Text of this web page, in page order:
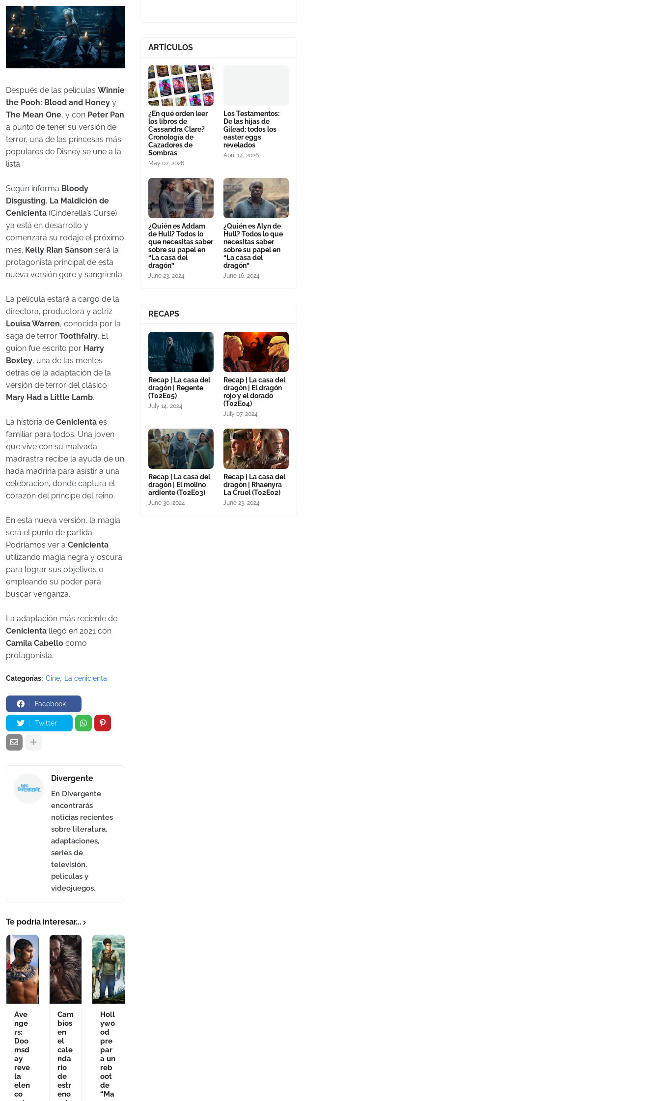
Después de las películas Winnie
the Pooh: Blood and Honey y
The Mean One, y con Peter Pan
a punto de tener su versión de
terror, una de las princesas más
populares de Disney se une a la
lista.
Según informa Bloody
Disgusting, La Maldición de
Cenicienta (Cinderella’s Curse)
ya está en desarrollo y
comenzará su rodaje el próximo
mes. Kelly Rian Sanson será la
protagonista principal de esta
nueva versión gore y sangrienta.
La película estará a cargo de la
directora, productora y actriz
Louisa Warren, conocida por la
saga de terror Toothfairy. El
guion fue escrito por Harry
Boxley, una de las mentes
detrás de la adaptación de la
versión de terror del clásico
Mary Had a Little Lamb.
La historia de Cenicienta es
familiar para todos. Una joven
que vive con su malvada
madrastra recibe la ayuda de un
hada madrina para asistir a una
celebración, donde captura el
corazón del príncipe del reino.
En esta nueva versión, la magia
será el punto de partida.
Podríamos ver a Cenicienta
utilizando magia negra y oscura
para lograr sus objetivos o
empleando su poder para
buscar venganza.
La adaptación más reciente de
Cenicienta llegó en 2021 con
Camila Cabello como
protagonista.
Categorías: Cine La cenicienta
Facebook
Twitter
Divergente
En Divergente
encontrarás
noticias recientes
sobre literatura,
adaptaciones,
series de
televisión,
películas y
videojuegos.
Te podría interesar...
Ave
nge
rs:
Doo
msd
ay
reve
la
elen
co
Cam
bios
en
el
cale
nda
rio
de
estr
eno
Holl
ywo
od
pre
par
a un
reb
oot
de
“Ma
ARTÍCULOS
¿En qué orden leer
los libros de
Cassandra Clare?
Cronología de
Cazadores de
Sombras
May 02, 2026
Los Testamentos:
De las hijas de
Gilead: todos los
easter eggs
revelados
April 14, 2026
¿Quién es Addam
de Hull? Todos lo
que necesitas saber
sobre su papel en
“La casa del
dragón”
June 23, 2024
¿Quién es Alyn de
Hull? Todos lo que
necesitas saber
sobre su papel en
“La casa del
dragón”
June 16, 2024
RECAPS
Recap | La casa del
dragón | Regente
(T02E05)
July 14, 2024
Recap | La casa del
dragón | El dragón
rojo y el dorado
(T02E04)
July 07, 2024
Recap | La casa del
dragón | El molino
ardiente (T02E03)
June 30, 2024
Recap | La casa del
dragón | Rhaenyra
La Cruel (T02E02)
June 23, 2024